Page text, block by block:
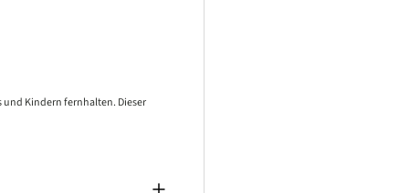
Kindern fernhalten. Dieser